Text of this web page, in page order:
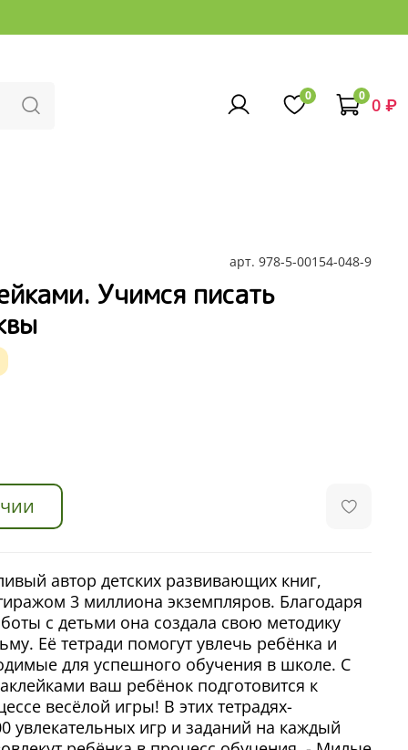
0 0 0 ₽
арт. 978-5-00154-048-9
Учимся писать
автор детских развивающих книг,
3 миллиона экземпляров. Благодаря
с детьми она создала свою методику
Её тетради помогут увлечь ребёнка и
для успешного обучения в школе. С
ваш ребёнок подготовится к
весёлой игры! В этих тетрадях-
увлекательных игр и заданий на каждый